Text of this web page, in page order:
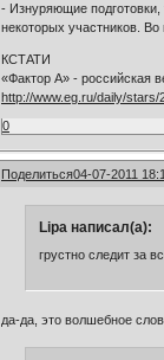
- Изнуряющие подготовки,
некоторых участников.
КСТАТИ
«Фактор А» - российская
http://www.eg.ru/daily/stars/
0
Поделиться04-07-2011
Lipa написал(а):
грустно следит за
да-да, это волшебное